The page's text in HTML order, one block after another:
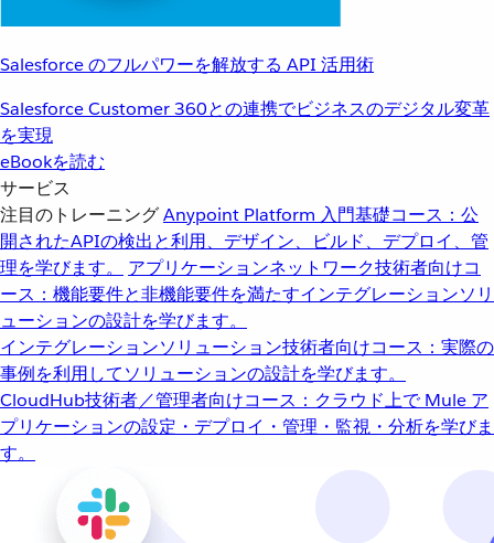
Salesforce のフルパワーを解放する API 活用術
Salesforce Customer 360との連携でビジネスのデジタル変革
を実現
eBookを読む
サービス
注目のトレーニングAnypoint Platform 入門基礎コース：公
開されたAPIの検出と利用、デザイン、ビルド、デプロイ、管
理を学びます。
アプリケーションネットワーク技術者向けコ
ース：機能要件と非機能要件を満たすインテグレーションソリ
ューションの設計を学びます。
インテグレーションソリューション技術者向けコース：実際の
事例を利用してソリューションの設計を学びます。
CloudHub技術者／管理者向けコース：クラウド上で Mule ア
プリケーションの設定・デプロイ・管理・監視・分析を学びま
す。